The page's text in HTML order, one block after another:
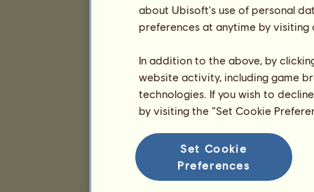
about Ubisoft's use of personal
preferences at anytime by
In addition to the above, by
website activity, including game
technologies. If you wish to
by visiting the “Set Cookie
Set Cookie
Preferences